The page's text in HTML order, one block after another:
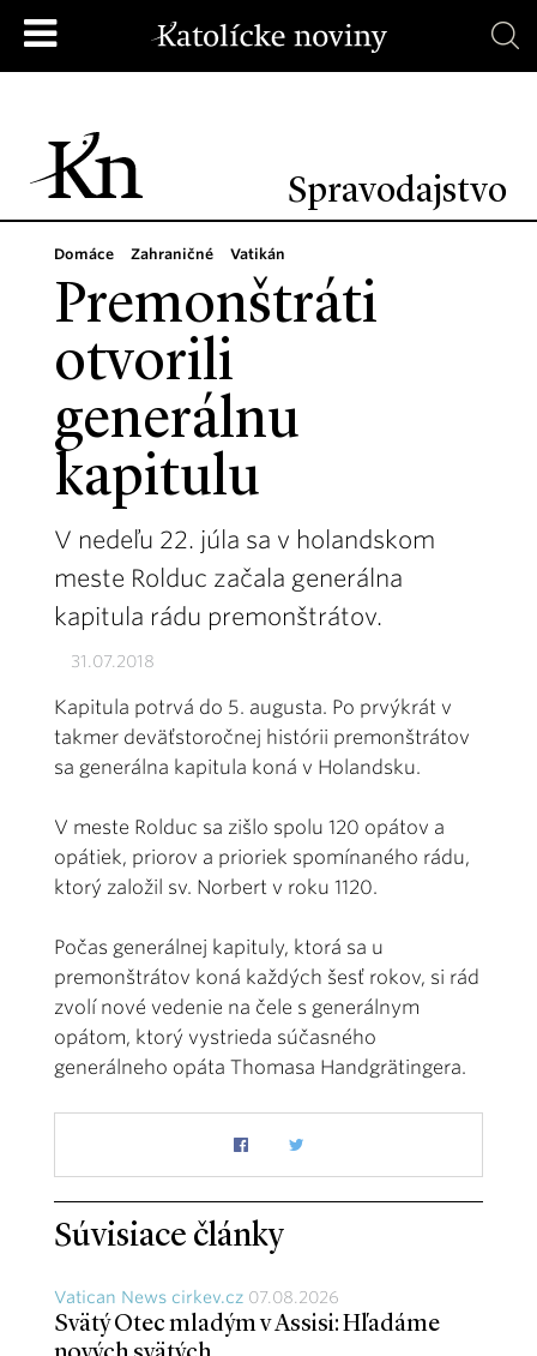
Spravodajstvo
Domáce Zahraničné Vatikán
Premonštráti
otvorili
generálnu
kapitulu
V nedeľu 22. júla sa v holandskom
meste Rolduc začala generálna
kapitula rádu premonštrátov.
31.07.2018
Kapitula potrvá do 5. augusta. Po prvýkrát v
takmer deväťstoročnej histórii premonštrátov
sa generálna kapitula koná v Holandsku.
V meste Rolduc sa zišlo spolu 120 opátov a
opátiek, priorov a prioriek spomínaného rádu,
ktorý založil sv. Norbert v roku 1120.
Počas generálnej kapituly, ktorá sa u
premonštrátov koná každých šesť rokov, si rád
zvolí nové vedenie na čele s generálnym
opátom, ktorý vystrieda súčasného
generálneho opáta Thomasa Handgrätingera.
Súvisiace články
Vatican News cirkev.cz 07.08.2026
Svätý Otec mladým v Assisi: Hľadáme